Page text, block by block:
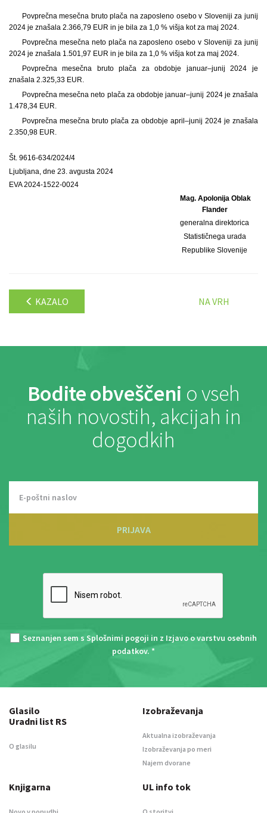
Povprečna mesečna bruto plača na zaposleno osebo v Sloveniji za junij
2024 je znašala 2.366,79 EUR in je bila za 1,0 % višja kot za maj 2024.
Povprečna mesečna neto plača na zaposleno osebo v Sloveniji za junij
2024 je znašala 1.501,97 EUR in je bila za 1,0 % višja kot za maj 2024.
Povprečna mesečna bruto plača za obdobje januar–junij 2024 je
znašala 2.325,33 EUR.
Povprečna mesečna neto plača za obdobje januar–junij 2024 je znašala
1.478,34 EUR.
Povprečna mesečna bruto plača za obdobje april–junij 2024 je znašala
2.350,98 EUR.
Št. 9616-634/2024/4
Ljubljana, dne 23. avgusta 2024
EVA 2024-1522-0024
Mag. Apolonija Oblak
Flander
generalna direktorica
Statističnega urada
Republike Slovenije
KAZALO NA VRH
Bodite obveščeni o vseh
naših novostih, akcijah in
dogodkih
PRIJAVA
Seznanjen sem s Splošnimi pogoji in z Izjavo o varstvu osebnih
podatkov. *
Glasilo
Uradni list RS
O glasilu
Izobraževanja
Aktualna izobraževanja
Izobraževanja po meri
Najem dvorane
Knjigarna UL info tok